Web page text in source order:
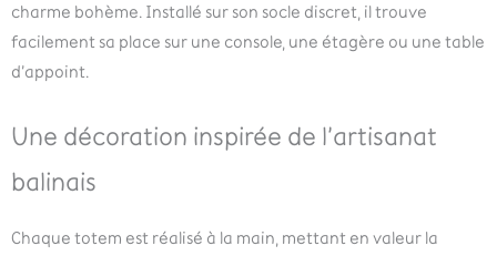
charme bohème. Installé sur son socle discret, il trouve
facilement sa place sur une console, une étagère ou une table
d’appoint.
Une décoration inspirée de l’artisanat
balinais
Chaque totem est réalisé à la main, mettant en valeur la